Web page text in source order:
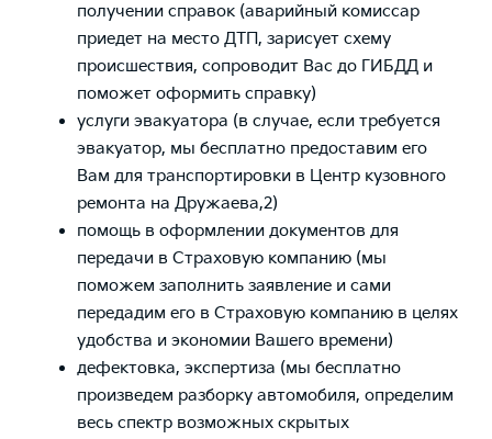
получении справок (аварийный комиссар
приедет на место ДТП, зарисует схему
происшествия, сопроводит Вас до ГИБДД и
поможет оформить справку)
услуги эвакуатора (в случае, если требуется
эвакуатор, мы бесплатно предоставим его
Вам для транспортировки в Центр кузовного
ремонта на Дружаева,2)
помощь в оформлении документов для
передачи в Страховую компанию (мы
поможем заполнить заявление и сами
передадим его в Страховую компанию в целях
удобства и экономии Вашего времени)
дефектовка, экспертиза (мы бесплатно
произведем разборку автомобиля, определим
весь спектр возможных скрытых